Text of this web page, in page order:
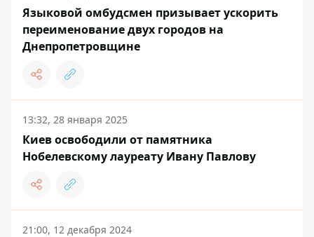
Языковой омбудсмен призывает ускорить
переименование двух городов на
Днепропетровщине
13:32, 28 января 2025
Киев освободили от памятника
Нобелевскому лауреату Ивану Павлову
21:00, 12 декабря 2024